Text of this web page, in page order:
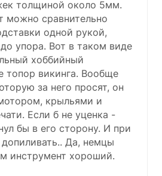
толщиной около 5мм.
можно сравнительно
одной рукой,
упора. Вот в таком виде
хоббийный
топор викинга. Вообще
за него просят, он
крыльями и
Если б не уценка -
бы в его сторону. И при
Да, немцы
инструмент хороший.